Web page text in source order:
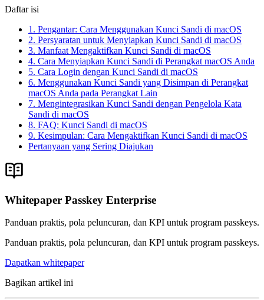
Daftar isi
1. Pengantar: Cara Menggunakan Kunci Sandi di macOS
2. Persyaratan untuk Menyiapkan Kunci Sandi di macOS
3. Manfaat Mengaktifkan Kunci Sandi di macOS
4. Cara Menyiapkan Kunci Sandi di Perangkat macOS Anda
5. Cara Login dengan Kunci Sandi di macOS
6. Menggunakan Kunci Sandi yang Disimpan di Perangkat
macOS Anda pada Perangkat Lain
7. Mengintegrasikan Kunci Sandi dengan Pengelola Kata
Sandi di macOS
8. FAQ: Kunci Sandi di macOS
9. Kesimpulan: Cara Mengaktifkan Kunci Sandi di macOS
Pertanyaan yang Sering Diajukan
Whitepaper Passkey Enterprise
Panduan praktis, pola peluncuran, dan KPI untuk program passkeys.
Panduan praktis, pola peluncuran, dan KPI untuk program passkeys.
Dapatkan whitepaper
Bagikan artikel ini